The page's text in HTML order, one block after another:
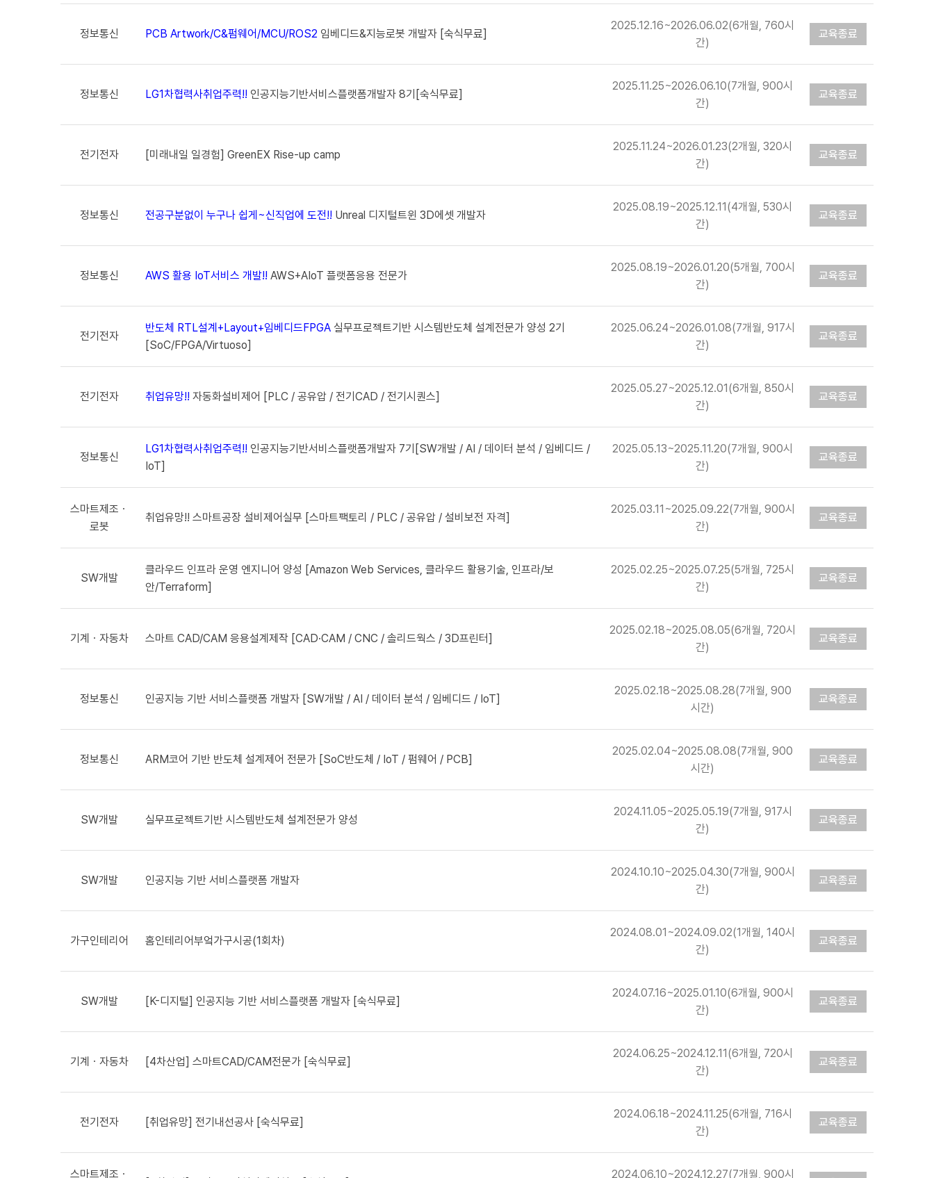
정보통신 PCB Artwork/C&펌웨어/MCU/ROS2 임베디드&지능로봇 개발자 [숙식무료]
2025.12.16~2026.06.02(6개월, 760시
간)
교육종료
정보통신 LG1차협력사취업주력!! 인공지능기반서비스플랫폼개발자 8기[숙식무료]
2025.11.25~2026.06.10(7개월, 900시
간)
교육종료
전기전자 [미래내일 일경험] GreenEX Rise-up camp
2025.11.24~2026.01.23(2개월, 320시
간)
교육종료
정보통신 전공구분없이 누구나 쉽게~신직업에 도전!! Unreal 디지털트윈 3D에셋 개발자
2025.08.19~2025.12.11(4개월, 530시
간)
교육종료
정보통신 AWS 활용 IoT서비스 개발!! AWS+AIoT 플랫폼응용 전문가
2025.08.19~2026.01.20(5개월, 700시
간)
교육종료
전기전자
반도체 RTL설계+Layout+임베디드FPGA 실무프로젝트기반 시스템반도체 설계전문가 양성 2기
[SoC/FPGA/Virtuoso]
2025.06.24~2026.01.08(7개월, 917시
간)
교육종료
전기전자 취업유망!! 자동화설비제어 [PLC / 공유압 / 전기CAD / 전기시퀀스]
2025.05.27~2025.12.01(6개월, 850시
간)
교육종료
정보통신
LG1차협력사취업주력!! 인공지능기반서비스플랫폼개발자 7기[SW개발 / AI / 데이터 분석 / 임베디드 /
IoT]
2025.05.13~2025.11.20(7개월, 900시
간)
교육종료
스마트제조ㆍ
로봇
취업유망!! 스마트공장 설비제어실무 [스마트팩토리 / PLC / 공유압 / 설비보전 자격]
2025.03.11~2025.09.22(7개월, 900시
간)
교육종료
SW개발
클라우드 인프라 운영 엔지니어 양성 [Amazon Web Services, 클라우드 활용기술, 인프라/보
안/Terraform]
2025.02.25~2025.07.25(5개월, 725시
간)
교육종료
기계ㆍ자동차 스마트 CAD/CAM 응용설계제작 [CAD·CAM / CNC / 솔리드웍스 / 3D프린터]
2025.02.18~2025.08.05(6개월, 720시
간)
교육종료
정보통신 인공지능 기반 서비스플랫폼 개발자 [SW개발 / AI / 데이터 분석 / 임베디드 / IoT]
2025.02.18~2025.08.28(7개월, 900
시간)
교육종료
정보통신 ARM코어 기반 반도체 설계제어 전문가 [SoC반도체 / IoT / 펌웨어 / PCB]
2025.02.04~2025.08.08(7개월, 900
시간)
교육종료
SW개발 실무프로젝트기반 시스템반도체 설계전문가 양성
2024.11.05~2025.05.19(7개월, 917시
간)
교육종료
SW개발 인공지능 기반 서비스플랫폼 개발자
2024.10.10~2025.04.30(7개월, 900시
간)
교육종료
가구인테리어 홈인테리어부엌가구시공(1회차)
2024.08.01~2024.09.02(1개월, 140시
간)
교육종료
SW개발 [K-디지털] 인공지능 기반 서비스플랫폼 개발자 [숙식무료]
2024.07.16~2025.01.10(6개월, 900시
간)
교육종료
기계ㆍ자동차 [4차산업] 스마트CAD/CAM전문가 [숙식무료]
2024.06.25~2024.12.11(6개월, 720시
간)
교육종료
전기전자 [취업유망] 전기내선공사 [숙식무료]
2024.06.18~2024.11.25(6개월, 716시
간)
교육종료
스마트제조ㆍ 2024.06.10~2024.12.27(7개월, 900시